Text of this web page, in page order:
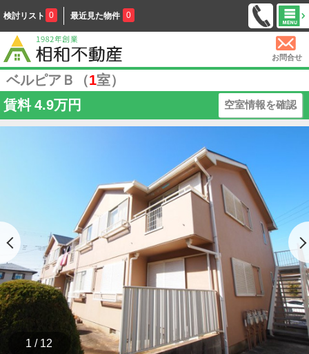
検討リスト 0 最近見た物件 0
お問合せ
ベルピアＢ（1室）
賃料 4.9万円 空室情報を確認
1 / 12